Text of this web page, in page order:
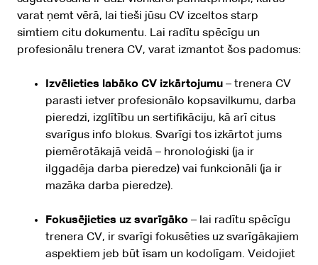
varat ņemt vērā, lai tieši jūsu CV izceltos starp
simtiem citu dokumentu. Lai radītu spēcīgu un
profesionālu trenera CV, varat izmantot šos padomus:
Izvēlieties labāko CV izkārtojumu – trenera CV
parasti ietver profesionālo kopsavilkumu, darba
pieredzi, izglītību un sertifikāciju, kā arī citus
svarīgus info blokus. Svarīgi tos izkārtot jums
piemērotākajā veidā – hronoloģiski (ja ir
ilggadēja darba pieredze) vai funkcionāli (ja ir
mazāka darba pieredze).
Fokusējieties uz svarīgāko – lai radītu spēcīgu
trenera CV, ir svarīgi fokusēties uz svarīgākajiem
aspektiem jeb būt īsam un kodolīgam. Veidojiet